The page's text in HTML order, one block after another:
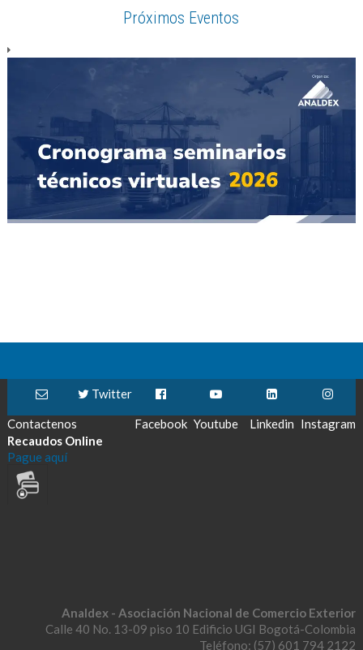
Próximos Eventos
Contactenos
Twitter
Facebook Youtube Linkedin Instagram
Recaudos Online
Pague aquí
Analdex - Asociación Nacional de Comercio Exterior
Calle 40 No. 13-09 piso 10 Edificio UGI Bogotá-Colombia
Teléfono: (57) 601 794 2122